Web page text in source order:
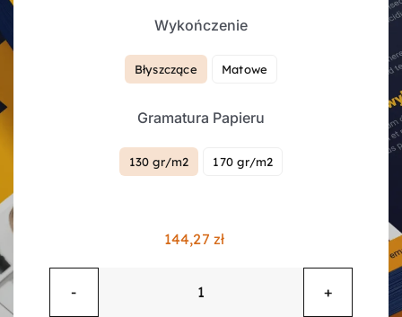
Kontakt
Koszyk
Konto
Wykończenie
Błyszczące Matowe
Gramatura Papieru
130 gr/m2 170 gr/m2
144,27zł
ilość